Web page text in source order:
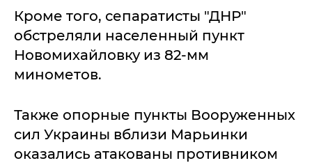
Кроме того, сепаратисты "ДНР"
обстреляли населенный пункт
Новомихайловку из 82-мм
минометов.
Также опорные пункты Вооруженных
сил Украины вблизи Марьинки
оказались атакованы противником